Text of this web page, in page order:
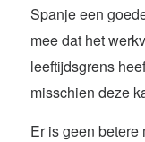
Spanje een
mee dat het
leeftijdsgrens
misschien deze
Er is geen betere